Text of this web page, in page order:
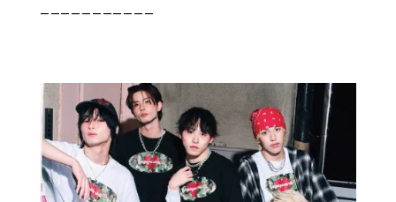
———————————